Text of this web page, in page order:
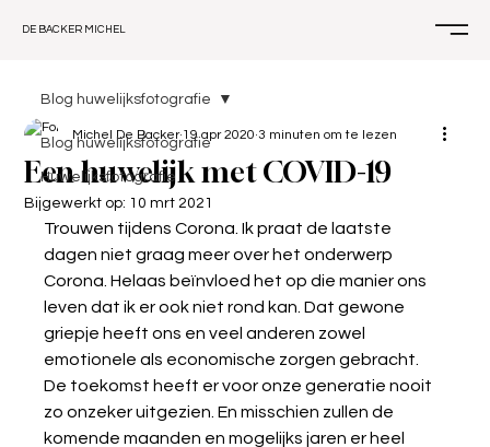
DE BACKER MICHEL
Blog huwelijksfotografie
Huwelijksfotografie
Blog huwelijksfotografie
Een huwelijk met COVID-19
Michel De Backer 19 apr 2020 3 minuten om te lezen
Bijgewerkt op: 10 mrt 2021
Trouwen tijdens Corona. Ik praat de laatste
dagen niet graag meer over het onderwerp
Corona. Helaas beïnvloed het op die manier ons
leven dat ik er ook niet rond kan. Dat gewone
griepje heeft ons en veel anderen zowel
emotionele als economische zorgen gebracht.
De toekomst heeft er voor onze generatie nooit
zo onzeker uitgezien. En misschien zullen de
komende maanden en mogelijks jaren er heel